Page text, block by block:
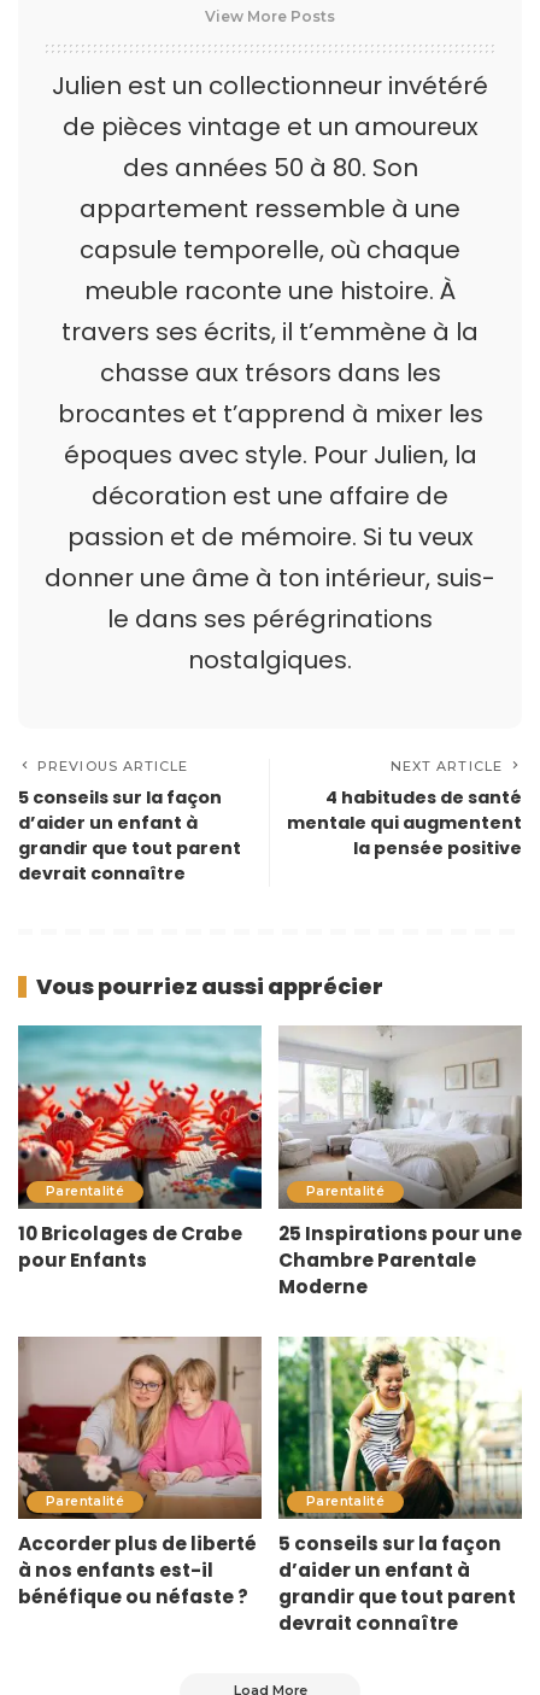
View More Posts
Julien est un collectionneur invétéré
de pièces vintage et un amoureux
des années 50 à 80. Son
appartement ressemble à une
capsule temporelle, où chaque
meuble raconte une histoire. À
travers ses écrits, il t’emmène à la
chasse aux trésors dans les
brocantes et t’apprend à mixer les
époques avec style. Pour Julien, la
décoration est une affaire de
passion et de mémoire. Si tu veux
donner une âme à ton intérieur, suis-
le dans ses pérégrinations
nostalgiques.
PREVIOUS ARTICLE
5 conseils sur la façon
d’aider un enfant à
grandir que tout parent
devrait connaître
NEXT ARTICLE
4 habitudes de santé
mentale qui augmentent
la pensée positive
Vous pourriez aussi apprécier
Parentalité
10 Bricolages de Crabe
pour Enfants
Parentalité
25 Inspirations pour une
Chambre Parentale
Moderne
Parentalité
Accorder plus de liberté
à nos enfants est-il
bénéfique ou néfaste ?
Parentalité
5 conseils sur la façon
d’aider un enfant à
grandir que tout parent
devrait connaître
Load More